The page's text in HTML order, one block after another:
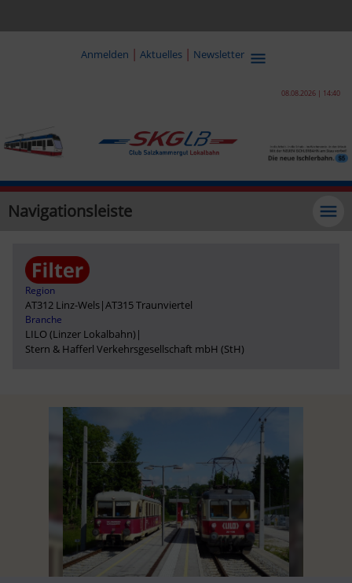
Anmelden | Aktuelles | Newsletter
08.08.2026 | 14:40
Navigationsleiste
Region
AT312 Linz-Wels|AT315 Traunviertel
Branche
LILO (Linzer Lokalbahn) |
Stern & Hafferl Verkehrsgesellschaft mbH (StH)